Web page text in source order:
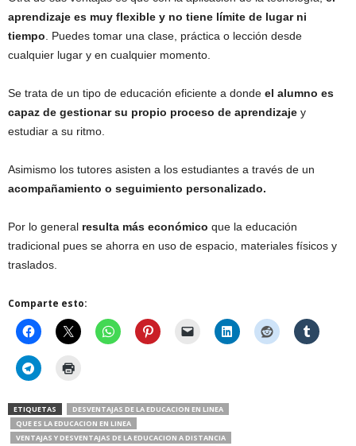
aprendizaje es muy flexible y no tiene límite de lugar ni
tiempo . Puedes tomar una clase, práctica o lección desde
cualquier lugar y en cualquier momento.
Se trata de un tipo de educación eficiente a donde el alumno es
capaz de gestionar su propio proceso de aprendizaje y
estudiar a su ritmo.
Asimismo los tutores asisten a los estudiantes a través de un
acompañamiento o seguimiento personalizado.
Por lo general resulta más económico que la educación
tradicional pues se ahorra en uso de espacio, materiales físicos y
traslados.
Comparte esto:
ETIQUETAS
DESVENTAJAS DE LA EDUCACION EN LINEA
QUE ES LA EDUCACION EN LINEA
VENTAJAS Y DESVENTAJAS DE LA EDUCACION A DISTANCIA